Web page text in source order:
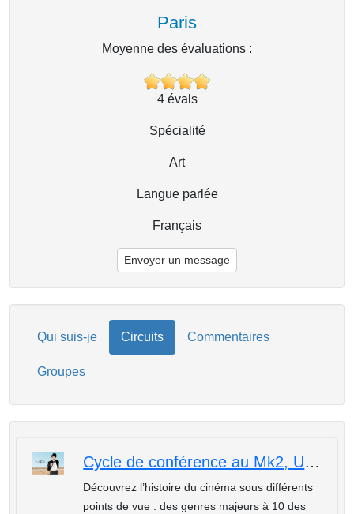
Paris
Moyenne des évaluations :
4évals
Spécialité
Art
Langue parlée
Français
Envoyer un message
Qui suis-je Circuits Commentaires
Groupes
Cycle de conférence au Mk2, Une autre histoire de cinéma : L'horreur, game over
Découvrez l’histoire du cinéma sous différents
points de vue : des genres majeurs à 10 des